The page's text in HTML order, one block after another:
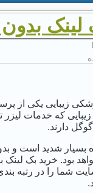
زیبایی یکی از
زیبایی که خدمات
دارند.
بسیار شدید است و
بود. خرید بک
شما را در رتبه